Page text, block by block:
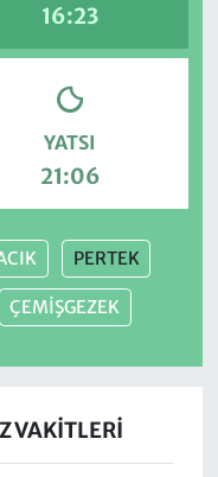
16:23
YATSI
21:06
PERTEK
ÇEMİŞGEZEK
VAKITLERI